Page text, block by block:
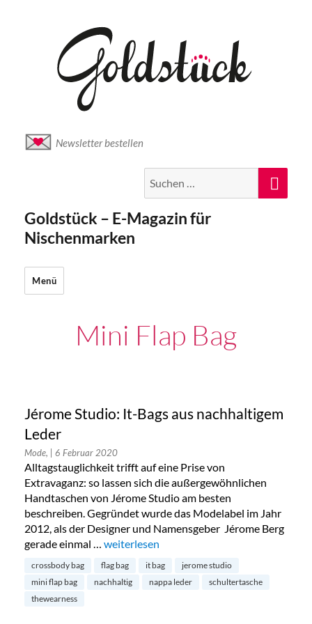
Newsletter bestellen
nach:
Goldstück – E-Magazin für
Nischenmarken
Menü
Mini Flap Bag
Jérome Studio: It-Bags aus nachhaltigem
Leder
Mode, | 6 Februar 2020
Alltagstauglichkeit trifft auf eine Prise von
Extravaganz: so lassen sich die außergewöhnlichen
Handtaschen von Jérome Studio am besten
beschreiben. Gegründet wurde das Modelabel im Jahr
2012, als der Designer und Namensgeber Jérome Berg
gerade einmal … „Jérome Studio: It-Bags aus nachhaltigem
weiterlesen
crossbody bag flag bag it bag
jerome studio
mini flap bag
nachhaltig nappa leder
schultertasche
thewearness